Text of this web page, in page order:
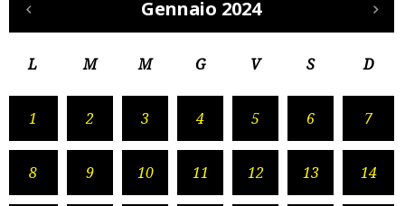
Gennaio 2024
L M M G V S D
1 2 3 4 5 6 7
8 9 10 11 12 13 14